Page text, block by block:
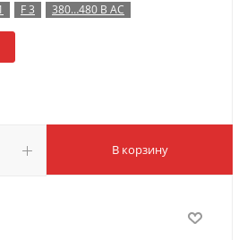
F 3 380…480 В AC
В корзину